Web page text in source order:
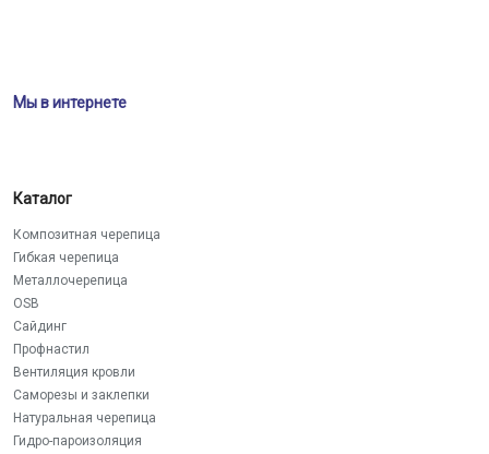
Мы в интернете
Каталог
Композитная черепица
Гибкая черепица
Металлочерепица
OSB
Сайдинг
Профнастил
Вентиляция кровли
Саморезы и заклепки
Натуральная черепица
Гидро-пароизоляция